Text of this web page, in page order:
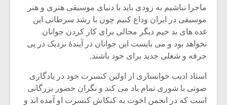
ماجرا نباشیم به زودی باید با دنیای موسیقی هنری و هنر
موسیقی در ایران وداع کنیم چون با رشد سرطانی این
غده های بد خیم دیگر مجالی برای کار کردن جوانان
نخواهد بود و می بایست این جوانان در آیندۀ نزدیک در پی
حرفه و شغلی جدید برای خود باشند.
استاد ادیب خوانساری از اولین کنسرت خود در یادگاری
صوتی با شوری تمام یاد می کند و نگران حضور بزرگانی
است که در انجمن اخوت به کنکاش کنسرت او آمده اند و